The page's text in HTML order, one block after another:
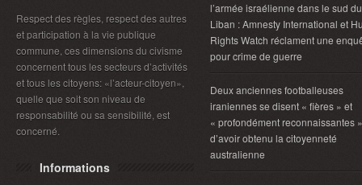
Respect des règles, respect des autres
et participation à la vie publique
commune, ces dimensions du civisme
concernent tous les secteurs d’activités
et tous les citoyens: «l’acteur-citoyen»,
quelle que soit son niveau de
responsabilité ou sa sensibilité, est
concerné.
Informations
l’armée israélienne dans le sud du
Liban : Amnesty International et
Rights Watch réclament une
pour crime de guerre
Deux anciennes footballeuses
iraniennes se disent « fières » et
« profondément reconnaissantes »
d’avoir obtenu la citoyenneté
australienne